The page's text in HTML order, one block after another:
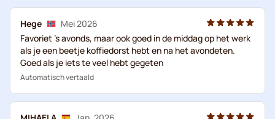
Hege
Mei 2026
Favoriet 's avonds, maar ook goed in de middag op het werk
als je een beetje koffiedorst hebt en na het avondeten.
Goed als je iets te veel hebt gegeten
Automatisch vertaald